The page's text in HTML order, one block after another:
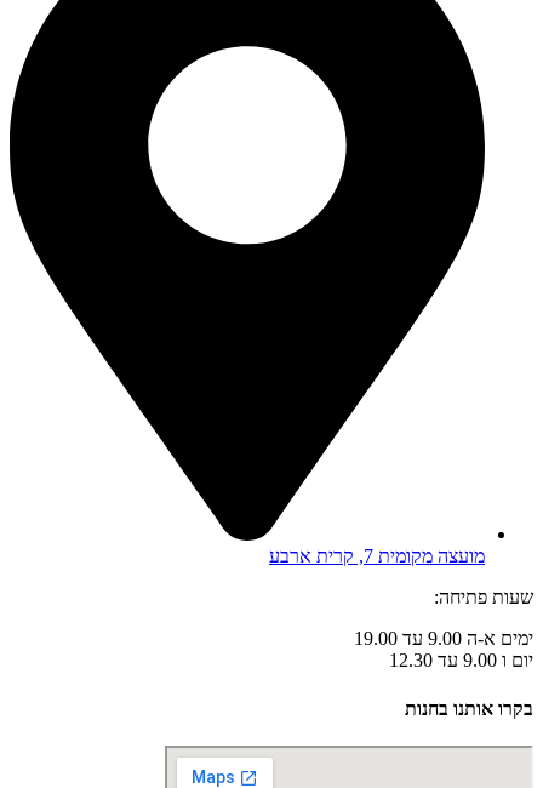
מועצה מקומית 7, קרית ארבע
שעות פתיחה:
ימים א-ה 9.00 עד 19.00
יום ו 9.00 עד 12.30
בקרו אותנו בחנות